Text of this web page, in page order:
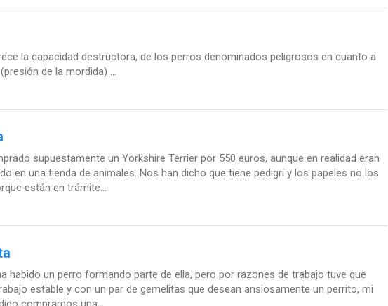
la capacidad destructora, de los perros denominados peligrosos en cuanto a
de la mordida) ...
supuestamente un Yorkshire Terrier por 550 euros, aunque en realidad eran
en una tienda de animales. Nos han dicho que tiene pedigrí y los papeles no los
están en trámite...
habido un perro formando parte de ella, pero por razones de trabajo tuve que
estable y con un par de gemelitas que desean ansiosamente un perrito, mi